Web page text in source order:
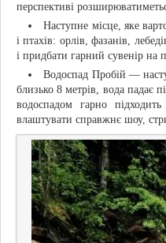
перспективі
Наступне місце, яке
і птахів: орлів, фазанів,
і придбати гарний сувенір на
Водоспад Пробій —
близько 8 метрів, вода падає
водоспадом гарно
влаштувати справжнє шоу,